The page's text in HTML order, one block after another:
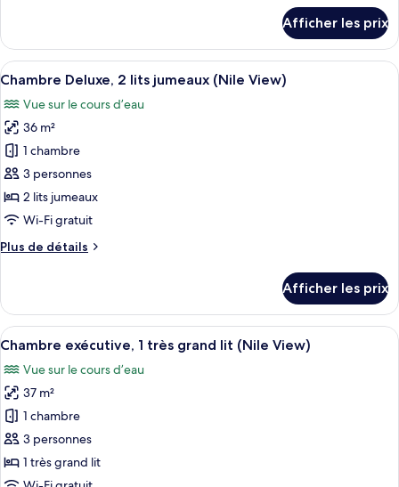
lits
jumeaux,
vue
sur
la
ville
Chambre
Deluxe,
2
jumeaux,
vue
sur
la
ville
Afficher les prix
Afficher
toutes
les
photos
pour
ce
type
de
chambre :
Chambre
lits
jumeaux
(Nile
View)
Une chambre d’hôtel avec deux lits,
10
Chambre Deluxe, 2 lits jumeaux (Nile View)
Vue sur le cours d’eau
36 m²
1 chambre
3 personnes
2 lits jumeaux
Wi-Fi gratuit
Plus de détails
Plus
Chambre
Deluxe,
2
jumeaux
(Nile
View)
Afficher les prix
Afficher
toutes
les
photos
pour
ce
type
de
Draps en coton égyptien, literie de
9
Chambre exécutive, 1 très grand lit (Nile View)
Vue sur le cours d’eau
37 m²
1 chambre
3 personnes
1 très grand lit